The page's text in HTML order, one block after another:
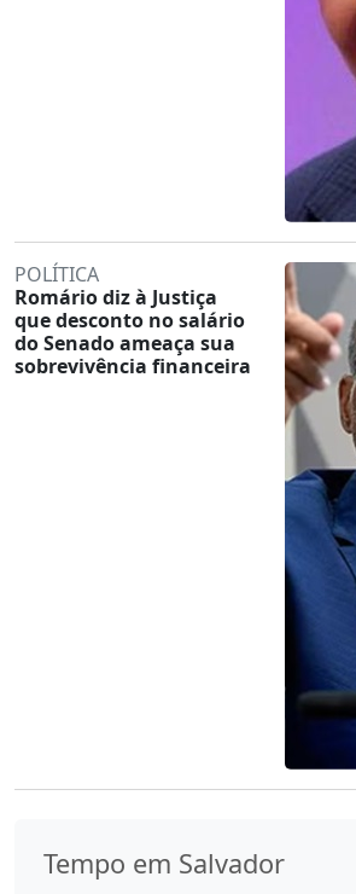
POLÍTICA
Romário diz à Justiça
que desconto no salário
do Senado ameaça sua
sobrevivência financeira
Tempo em Salvador